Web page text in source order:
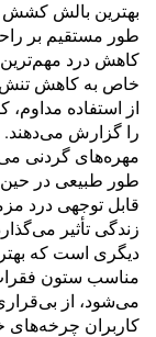
بهترین بالش کشش
طور مستقیم بر
کاهش درد
خاص به کاهش تنش
از استفاده
را گزارش می‌دهند.
مهره‌های گردنی
طور طبیعی در حین
قابل توجهی درد
زندگی تأثیر
دیگری است که
مناسب ستون
می‌شود، از
کاربران چرخه‌های